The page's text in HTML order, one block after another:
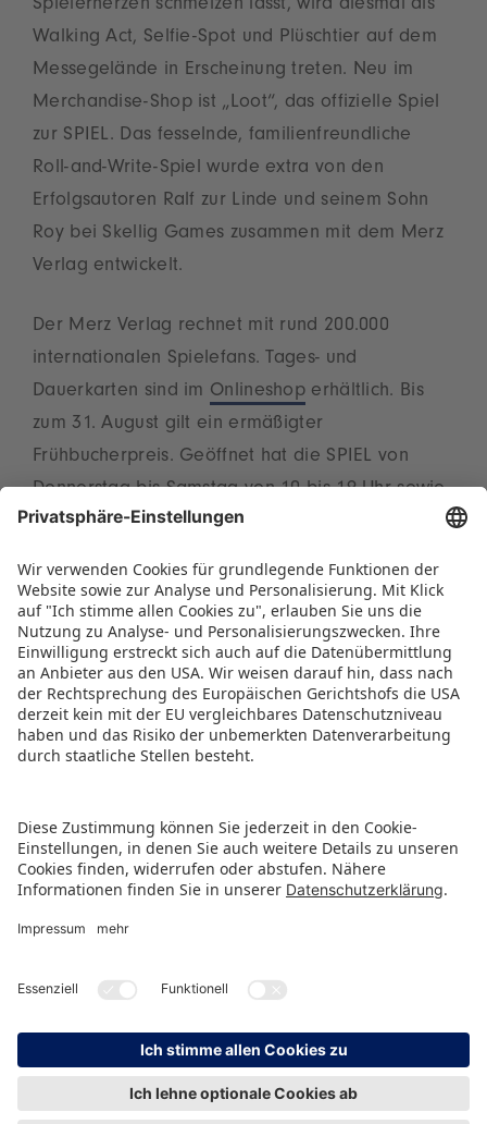
Spielerherzen schmelzen lässt, wird diesmal als
Walking Act, Selfie-Spot und Plüschtier auf dem
Messegelände in Erscheinung treten. Neu im
Merchandise-Shop ist „Loot“, das offizielle Spiel
zur SPIEL. Das fesselnde, familienfreundliche
Roll-and-Write-Spiel wurde extra von den
Erfolgsautoren Ralf zur Linde und seinem Sohn
Roy bei Skellig Games zusammen mit dem Merz
Verlag entwickelt.
Der Merz Verlag rechnet mit rund 200.000
internationalen Spielefans. Tages- und
Dauerkarten sind im Onlineshop erhältlich. Bis
zum 31. August gilt ein ermäßigter
Frühbucherpreis. Geöffnet hat die SPIEL von
Donnerstag bis Samstag von 10 bis 19 Uhr sowie
am Sonntag bis 18 Uhr.
Diese Information teilen:
PRESSEMITTEILUNG ALS PDF HERUNTERLADEN
HINWEISGEBERSCHUTZ IMPRESSUM
DATENSCHUTZ
KONTAKT